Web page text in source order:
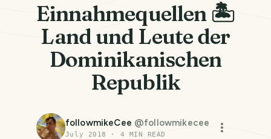
Einnahmequellen 🏝️
Land und Leute der
Dominikanischen
Republik
followmikeCee @followmikecee
July 2018 · 4 MIN READ